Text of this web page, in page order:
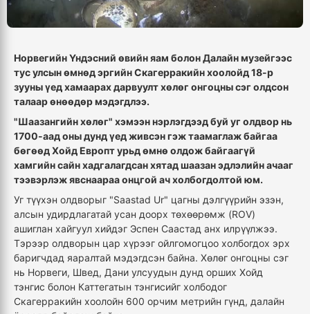
Норвегийн Үндэсний өвийн яам болон Далайн музейгээс
тус улсын өмнөд эргийн Скагерракийн хоолойд 18-р
зууны үед хамаарах дарвуулт хөлөг онгоцны сэг олдсон
талаар өнөөдөр мэдэгдлээ.
"Шаазангийн хөлөг" хэмээн нэрлэгдээд буй уг олдвор нь
1700-аад оны дунд үед живсэн гэж таамаглаж байгаа
бөгөөд Хойд Европт урьд өмнө олдож байгаагүй
хамгийн сайн хадгалагдсан хятад шаазан эдлэлийн ачааг
тээвэрлэж явснаараа онцгой ач холбогдолтой юм.
Уг түүхэн олдворыг "Saastad Ur" цагны дэлгүүрийн эзэн,
алсын удирдлагатай усан доорх төхөөрөмж (ROV)
ашиглан хайгуул хийдэг Эспен Саастад анх илрүүлжээ.
Тэрээр олдворын цар хүрээг ойлгомогцоо холбогдох эрх
баригчдад яаралтай мэдэгдсэн байна. Хөлөг онгоцны сэг
нь Норвеги, Швед, Дани улсуудын дунд орших Хойд
тэнгис болон Каттегатын тэнгисийг холбодог
Скагерракийн хоолойн 600 орчим метрийн гүнд, далайн